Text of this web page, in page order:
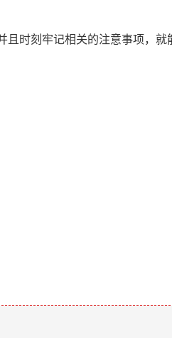
时刻牢记相关的注意事项，就